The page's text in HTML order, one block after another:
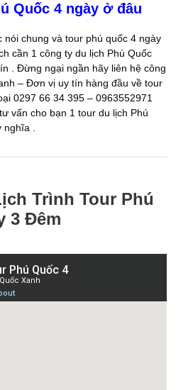
Quốc 4 ngày ở đâu
chung và tour phú quốc 4 ngày
cần 1 công ty du lịch Phú Quốc
. Đừng ngại ngần hãy liên hệ công
– Đơn vị uy tín hàng đầu về tour
0297 66 34 395 – 0963552971
vấn cho bạn 1 tour du lịch Phú
.
Trình Tour Phú
3 Đêm